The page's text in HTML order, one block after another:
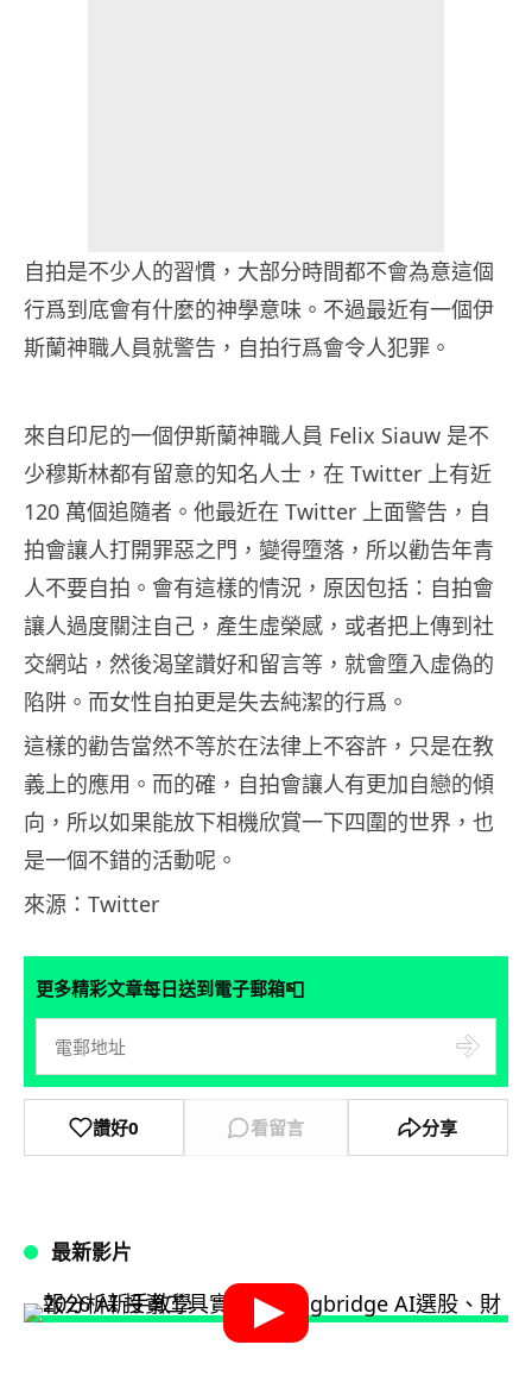
自拍是不少人的習慣，大部分時間都不會為意這個
行爲到底會有什麼的神學意味。不過最近有一個伊
斯蘭神職人員就警告，自拍行爲會令人犯罪。
來自印尼的一個伊斯蘭神職人員 Felix Siauw 是不
少穆斯林都有留意的知名人士，在 Twitter 上有近
120 萬個追隨者。他最近在 Twitter 上面警告，自
拍會讓人打開罪惡之門，變得墮落，所以勸告年青
人不要自拍。會有這樣的情況，原因包括：自拍會
讓人過度關注自己，產生虛榮感，或者把上傳到社
交網站，然後渴望讚好和留言等，就會墮入虛偽的
陷阱。而女性自拍更是失去純潔的行爲。
這樣的勸告當然不等於在法律上不容許，只是在教
義上的應用。而的確，自拍會讓人有更加自戀的傾
向，所以如果能放下相機欣賞一下四圍的世界，也
是一個不錯的活動呢。
來源：Twitter
更多精彩文章每日送到電子郵箱📮
讚好0 看留言 分享
最新影片